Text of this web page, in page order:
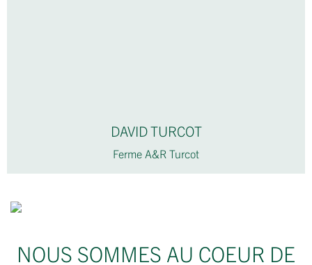
DAVID TURCOT
Ferme A&R Turcot
NOUS SOMMES AU COEUR DE